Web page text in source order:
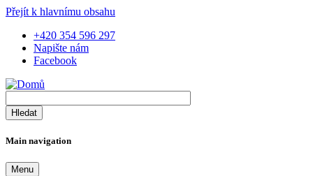
Přejít k hlavnímu obsahu
+420 354 596 297
Napište nám
Facebook
Main navigation
Menu